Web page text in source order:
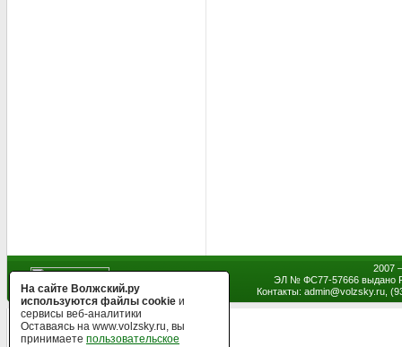
2007
ЭЛ № ФС77-57666 выдано
Контакты: admin@volzsky.ru,
На сайте Волжский.ру
используются файлы cookie и
сервисы веб-аналитики
Оставаясь на www.volzsky.ru, вы
принимаете пользовательское